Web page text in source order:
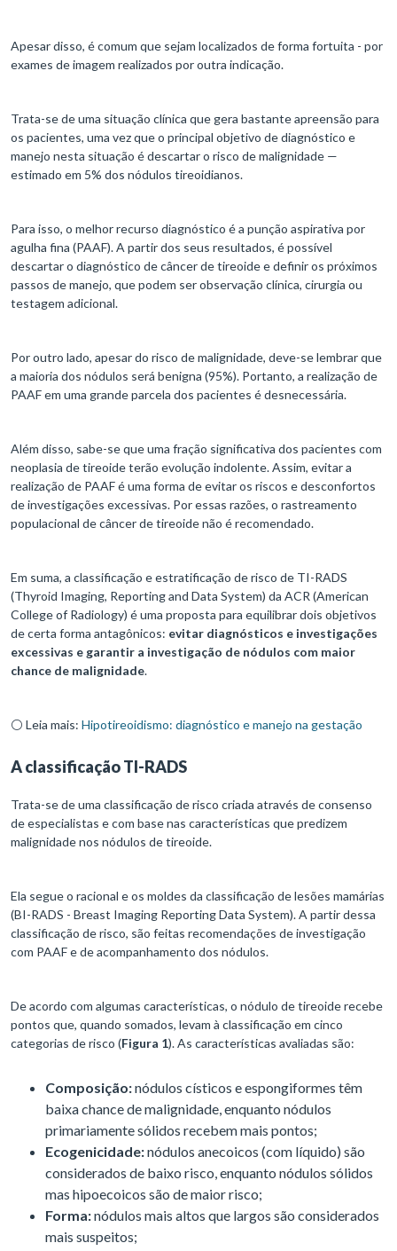
Apesar disso, é comum que sejam localizados de forma fortuita - por
exames de imagem realizados por outra indicação.
Trata-se de uma situação clínica que gera bastante apreensão para
os pacientes, uma vez que o principal objetivo de diagnóstico e
manejo nesta situação é descartar o risco de malignidade —
estimado em 5% dos nódulos tireoidianos.
Para isso, o melhor recurso diagnóstico é a punção aspirativa por
agulha fina (PAAF). A partir dos seus resultados, é possível
descartar o diagnóstico de câncer de tireoide e definir os próximos
passos de manejo, que podem ser observação clínica, cirurgia ou
testagem adicional.
Por outro lado, apesar do risco de malignidade, deve-se lembrar que
a maioria dos nódulos será benigna (95%). Portanto, a realização de
PAAF em uma grande parcela dos pacientes é desnecessária.
Além disso, sabe-se que uma fração significativa dos pacientes com
neoplasia de tireoide terão evolução indolente. Assim, evitar a
realização de PAAF é uma forma de evitar os riscos e desconfortos
de investigações excessivas. Por essas razões, o rastreamento
populacional de câncer de tireoide não é recomendado.
Em suma, a classificação e estratificação de risco de TI-RADS
(Thyroid Imaging, Reporting and Data System) da ACR (American
College of Radiology) é uma proposta para equilibrar dois objetivos
de certa forma antagônicos: evitar diagnósticos e investigações
excessivas e garantir a investigação de nódulos com maior
chance de malignidade.
⚪ Leia mais: Hipotireoidismo: diagnóstico e manejo na gestação
A classificaçãoTI-RADS
Trata-se de uma classificação de risco criada através de consenso
de especialistas e com base nas características que predizem
malignidade nos nódulos de tireoide.
Ela segue o racional e os moldes da classificação de lesões mamárias
(BI-RADS - Breast Imaging Reporting Data System). A partir dessa
classificação de risco, são feitas recomendações de investigação
com PAAF e de acompanhamento dos nódulos.
De acordo com algumas características, o nódulo de tireoide recebe
pontos que, quando somados, levam à classificação em cinco
categorias de risco (Figura 1). As características avaliadas são:
Composição:nódulos císticos e espongiformes têm
baixa chance de malignidade, enquanto nódulos
primariamente sólidos recebem mais pontos;
Ecogenicidade:nódulos anecoicos (com líquido) são
considerados de baixo risco, enquanto nódulos sólidos
mas hipoecoicos são de maior risco;
Forma:nódulos mais altos que largos são considerados
mais suspeitos;